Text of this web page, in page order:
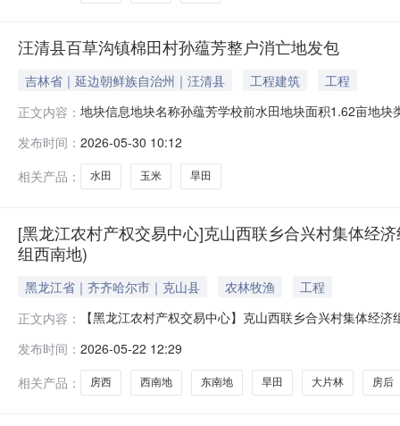
汪清县百草沟镇棉田村孙蕴芳整户消亡地发包
吉林省｜延边朝鲜族自治州｜汪清县 工程建筑
工程
正文内容： 地块信息地块名称孙蕴芳学校前水田地块面积1.62亩地
平方米地块名称前坡子地地块面积2.33亩地块类型旱田
名称学校前水田地块面
发布时间： 2026-05-30 10:12
相关产品：
水田 玉米 旱田
[黑龙江农村产权交易中心]克山西联乡合兴村集体经
组西南地)
黑龙江省｜齐齐哈尔市｜克山县 农林牧渔
工程
正文内容：
【黑龙江农村产权交易中心】克山西联乡合兴村集体经
机构名称黑龙江农村产权交易中心公告标题克山西联乡
南地
发布时间： 2026-05-22 12:29
相关产品：
房西 西南地 东南地 旱田 大片林 房后